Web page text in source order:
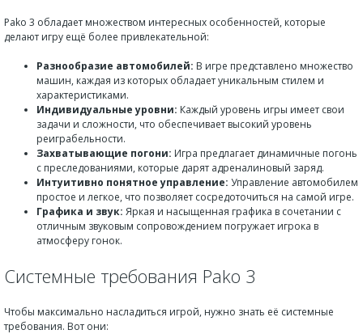
Pako 3 обладает множеством интересных особенностей, которые
делают игру ещё более привлекательной:
Разнообразие автомобилей: В игре представлено множество
машин, каждая из которых обладает уникальным стилем и
характеристиками.
Индивидуальные уровни: Каждый уровень игры имеет свои
задачи и сложности, что обеспечивает высокий уровень
реиграбельности.
Захватывающие погони: Игра предлагает динамичные погонь
с преследованиями, которые дарят адреналиновый заряд.
Интуитивно понятное управление: Управление автомобилем
простое и легкое, что позволяет сосредоточиться на самой игре.
Графика и звук: Яркая и насыщенная графика в сочетании с
отличным звуковым сопровождением погружает игрока в
атмосферу гонок.
Системные требования Pako 3
Чтобы максимально насладиться игрой, нужно знать её системные
требования. Вот они: